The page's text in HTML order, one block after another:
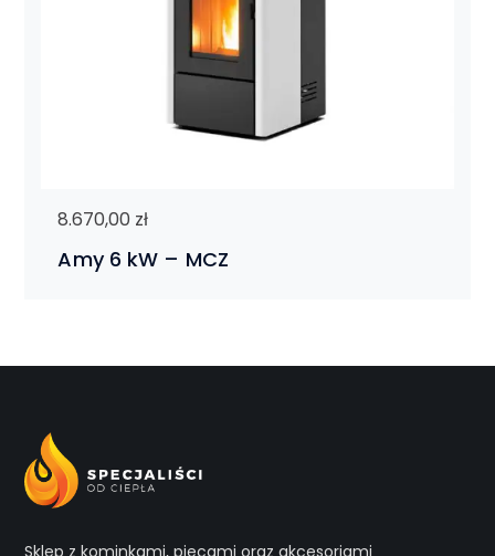
Amy 6 kW – MCZ
8.670,00 zł